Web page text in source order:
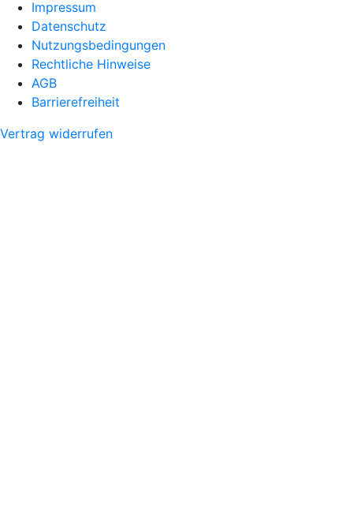
Impressum
Datenschutz
Nutzungsbedingungen
Rechtliche Hinweise
AGB
Barrierefreiheit
Vertrag widerrufen